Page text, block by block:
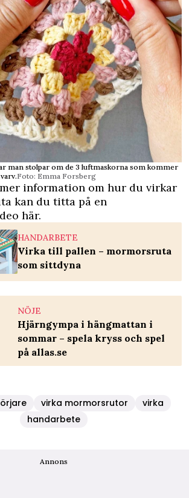
man stolpar om de 3 luftmaskorna som kommer
Foto: Emma Forsberg
information om hur du virkar
kan du titta på en
här.
HANDARBETE
Virka till pallen – mormorsruta
som sittdyna
NÖJE
Hjärngympa i hängmattan i
sommar – spela kryss och spel
på allas.se
virka mormorsrutor
virka
handarbete
Annons